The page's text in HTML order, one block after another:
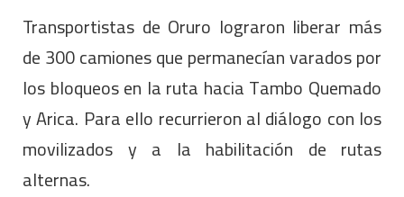
Transportistas de Oruro lograron liberar más
de 300 camiones que permanecían varados por
los bloqueos en la ruta hacia Tambo Quemado
y Arica. Para ello recurrieron al diálogo con los
movilizados y a la habilitación de rutas
alternas.